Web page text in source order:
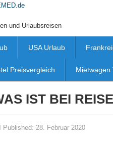
und Urlaubsreisen
USA Urlaub
Preisvergleich Mietwagen
IST BEI
Published: 28. Februar 2020